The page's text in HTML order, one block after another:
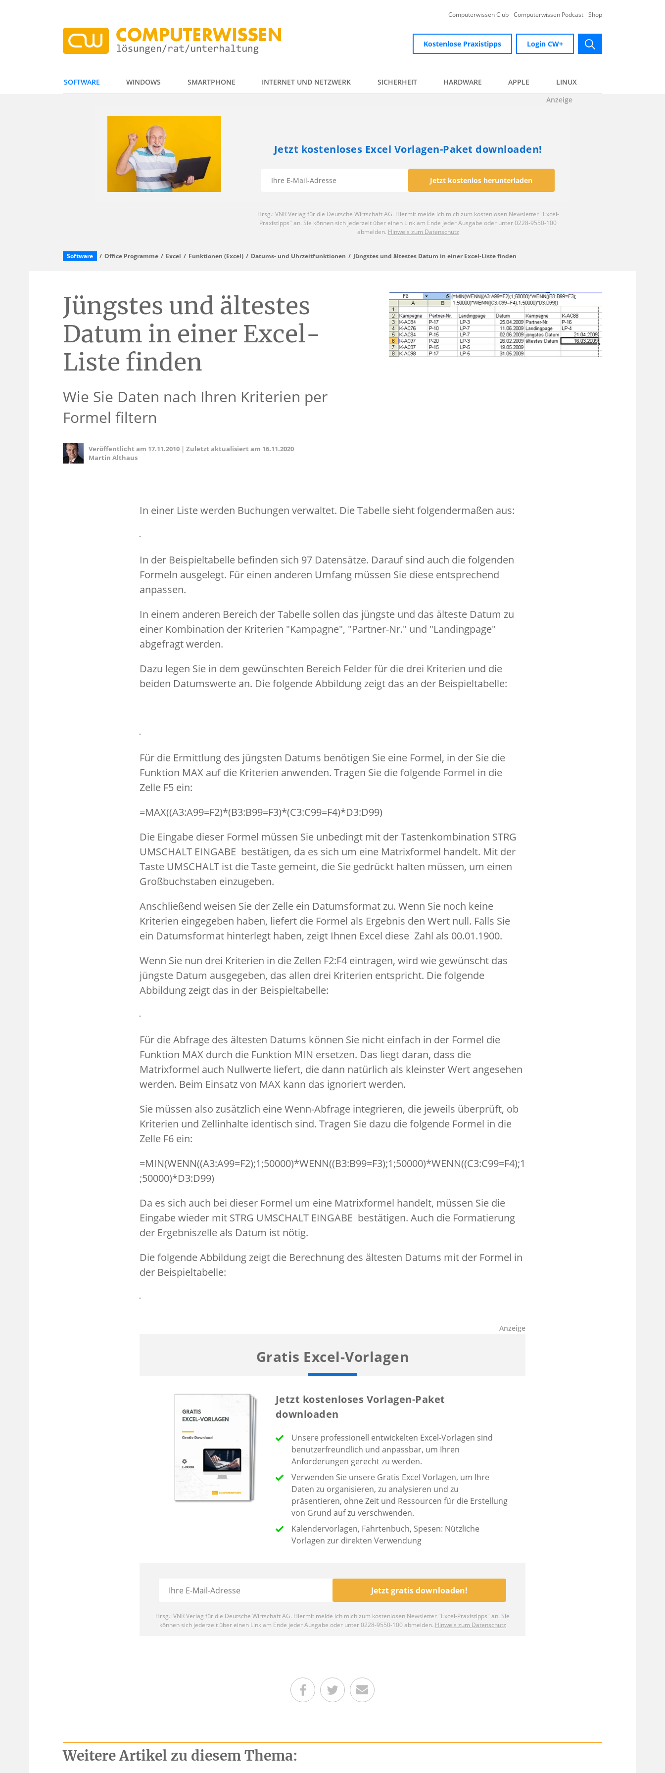
Computerwissen Club Computerwissen Podcast Shop
Kostenlose Praxistipps
Login CW+
submit
SOFTWARE WINDOWS SMARTPHONE INTERNET UND NETZWERK SICHERHEIT HARDWARE APPLE LINUX
Software Office Programme Excel Funktionen (Excel) Datums- und Uhrzeitfunktionen Jüngstes und ältestes Datum in einer Excel-Liste finden
Jüngstes und ältestes
Datum in einer Excel-
Liste finden
Wie Sie Daten nach Ihren Kriterien per
Formel filtern
Veröffentlicht am 17.11.2010 | Zuletzt aktualisiert am 16.11.2020
Martin Althaus
In einer Liste werden Buchungen verwaltet. Die Tabelle sieht folgendermaßen aus:
In der Beispieltabelle befinden sich 97 Datensätze. Darauf sind auch die folgenden
Formeln ausgelegt. Für einen anderen Umfang müssen Sie diese entsprechend
anpassen.
In einem anderen Bereich der Tabelle sollen das jüngste und das älteste Datum zu
einer Kombination der Kriterien "Kampagne", "Partner-Nr." und "Landingpage"
abgefragt werden.
Dazu legen Sie in dem gewünschten Bereich Felder für die drei Kriterien und die
beiden Datumswerte an. Die folgende Abbildung zeigt das an der Beispieltabelle:
Für die Ermittlung des jüngsten Datums benötigen Sie eine Formel, in der Sie die
Funktion MAX auf die Kriterien anwenden. Tragen Sie die folgende Formel in die
Zelle F5 ein:
=MAX((A3:A99=F2)*(B3:B99=F3)*(C3:C99=F4)*D3:D99)
Die Eingabe dieser Formel müssen Sie unbedingt mit der Tastenkombination STRG
UMSCHALT EINGABE bestätigen, da es sich um eine Matrixformel handelt. Mit der
Taste UMSCHALT ist die Taste gemeint, die Sie gedrückt halten müssen, um einen
Großbuchstaben einzugeben.
Anschließend weisen Sie der Zelle ein Datumsformat zu. Wenn Sie noch keine
Kriterien eingegeben haben, liefert die Formel als Ergebnis den Wert null. Falls Sie
ein Datumsformat hinterlegt haben, zeigt Ihnen Excel diese Zahl als 00.01.1900.
Wenn Sie nun drei Kriterien in die Zellen F2:F4 eintragen, wird wie gewünscht das
jüngste Datum ausgegeben, das allen drei Kriterien entspricht. Die folgende
Abbildung zeigt das in der Beispieltabelle:
Für die Abfrage des ältesten Datums können Sie nicht einfach in der Formel die
Funktion MAX durch die Funktion MIN ersetzen. Das liegt daran, dass die
Matrixformel auch Nullwerte liefert, die dann natürlich als kleinster Wert angesehen
werden. Beim Einsatz von MAX kann das ignoriert werden.
Sie müssen also zusätzlich eine Wenn-Abfrage integrieren, die jeweils überprüft, ob
Kriterien und Zellinhalte identisch sind. Tragen Sie dazu die folgende Formel in die
Zelle F6 ein:
=MIN(WENN((A3:A99=F2);1;50000)*WENN((B3:B99=F3);1;50000)*WENN((C3:C99=F4);1
;50000)*D3:D99)
Da es sich auch bei dieser Formel um eine Matrixformel handelt, müssen Sie die
Eingabe wieder mit STRG UMSCHALT EINGABE bestätigen. Auch die Formatierung
der Ergebniszelle als Datum ist nötig.
Die folgende Abbildung zeigt die Berechnung des ältesten Datums mit der Formel in
der Beispieltabelle:
Teilen auf Facebook
Teilen auf Twitter
Per E-Mail senden
Weitere Artikel zu diesem Thema: